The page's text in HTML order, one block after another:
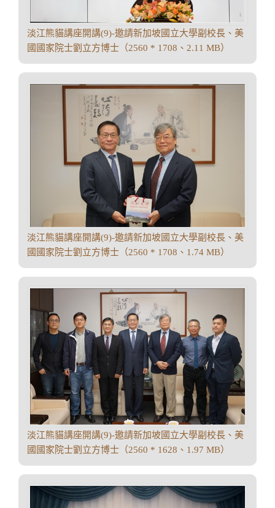
淡江熊貓講座開講(9)-邀請新加坡國立大學副校長、美
國國家院士劉立方博士（2560 * 1708、2.11 MB）
淡江熊貓講座開講(9)-邀請新加坡國立大學副校長、美
國國家院士劉立方博士（2560 * 1708、1.74 MB）
淡江熊貓講座開講(9)-邀請新加坡國立大學副校長、美
國國家院士劉立方博士（2560 * 1628、1.97 MB）